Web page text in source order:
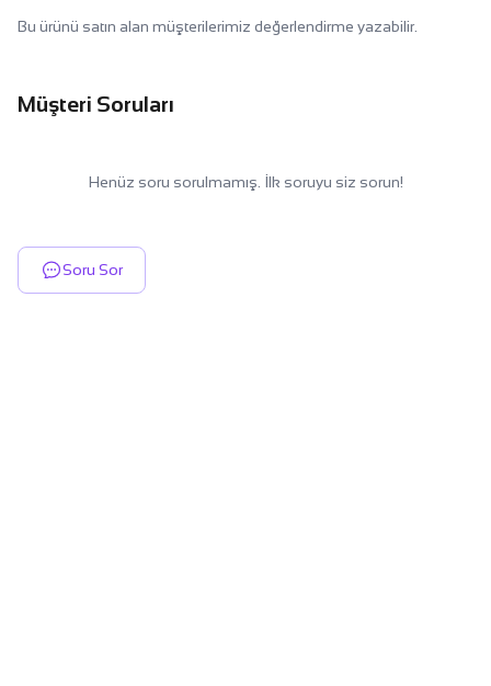
Bu ürünü satın alan müşterilerimiz değerlendirme yazabilir.
Müşteri Soruları
Henüz soru sorulmamış. İlk soruyu siz sorun!
Soru Sor